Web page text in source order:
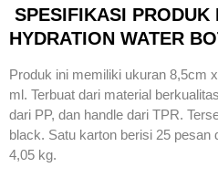
SPESIFIKASI PRODUK
HYDRATION WATER
Produk ini memiliki ukuran 8,5cm
ml. Terbuat dari material
dari PP, dan handle dari TPR.
black. Satu karton berisi 25 pesan
4,05 kg.